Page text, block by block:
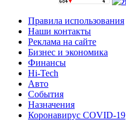
Правила использования
Наши контакты
Реклама на сайте
Бизнес и экономика
Финансы
Hi-Tech
Авто
События
Назначения
Коронавирус COVID-19